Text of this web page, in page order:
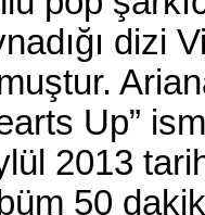
dizi
Up”
2013
50